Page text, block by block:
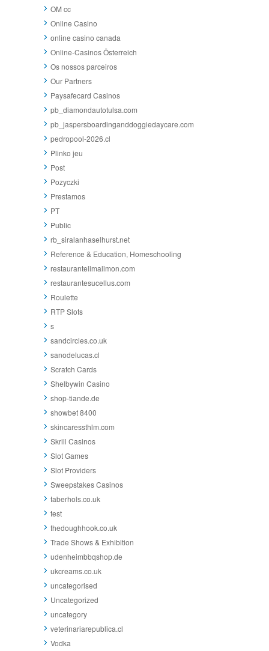
OM cc
Online Casino
online casino canada
Online-Casinos Österreich
Os nossos parceiros
Our Partners
Paysafecard Casinos
pb_diamondautotulsa.com
pb_jaspersboardinganddoggiedaycare.com
pedropool-2026.cl
Plinko jeu
Post
Pozyczki
Prestamos
PT
Public
rb_siralanhaselhurst.net
Reference & Education, Homeschooling
restaurantelimalimon.com
restaurantesucellus.com
Roulette
RTP Slots
s
sandcircles.co.uk
sanodelucas.cl
Scratch Cards
Shelbywin Casino
shop-tiande.de
showbet 8400
skincaressthlm.com
Skrill Casinos
Slot Games
Slot Providers
Sweepstakes Casinos
taberhols.co.uk
test
thedoughhook.co.uk
Trade Shows & Exhibition
udenheimbbqshop.de
ukcreams.co.uk
uncategorised
Uncategorized
uncategory
veterinariarepublica.cl
Vodka